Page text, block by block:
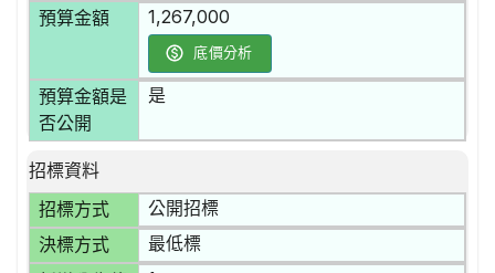
預算金額 1,267,000
底價分析
預算金額是
否公開
是
招標資料
招標方式
公開招標
決標方式 最低標